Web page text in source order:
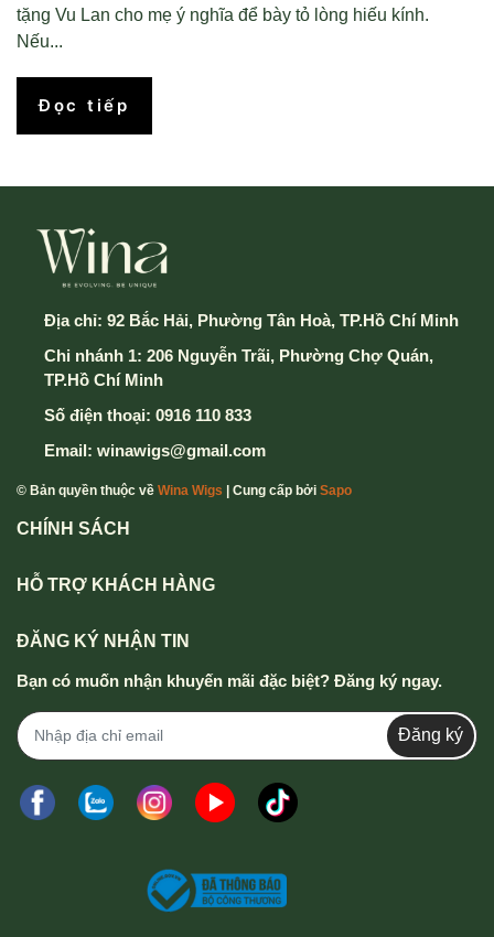
tặng Vu Lan cho mẹ ý nghĩa để bày tỏ lòng hiếu kính.
Nếu...
Đọc tiếp
Địa chỉ: 92 Bắc Hải, Phường Tân Hoà, TP.Hồ Chí Minh
Chi nhánh 1: 206 Nguyễn Trãi, Phường Chợ Quán,
TP.Hồ Chí Minh
Số điện thoại: 0916 110 833
Email: winawigs@gmail.com
© Bản quyền thuộc về Wina Wigs | Cung cấp bởi Sapo
CHÍNH SÁCH
HỖ TRỢ KHÁCH HÀNG
ĐĂNG KÝ NHẬN TIN
Bạn có muốn nhận khuyến mãi đặc biệt? Đăng ký ngay.
Đăng ký